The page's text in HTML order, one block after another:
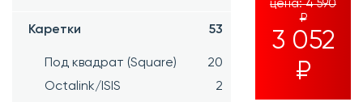
Каретки 53
Под квадрат (Square)
20
Octalink/ISIS
2
цена:4 590
₽
3 052
₽